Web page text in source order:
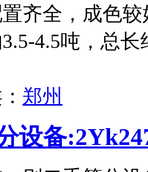
齐全，成色
4.5吨，总
郑州
设备